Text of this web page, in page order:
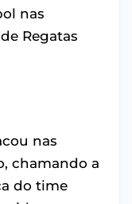
nas
Regatas
nas
chamando a
do time